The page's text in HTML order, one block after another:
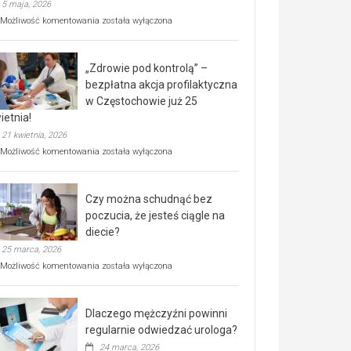
5 maja, 2026
Możliwość komentowania Rusza
rehabilitacji
dla
seniorów!
została wyłączona
„Zdrowie pod kontrolą” –
bezpłatna akcja profilaktyczna
w Częstochowie już 25
21 kwietnia, 2026
Możliwość komentowania „Zdrowie
bezpłatna
akcja
profilaktyczna
w
już
kwietnia!
została wyłączona
Czy można schudnąć bez
poczucia, że jesteś ciągle na
diecie?
25 marca, 2026
Możliwość komentowania Czy
poczucia,
że
została wyłączona
Dlaczego mężczyźni powinni
regularnie odwiedzać urologa?
24 marca, 2026